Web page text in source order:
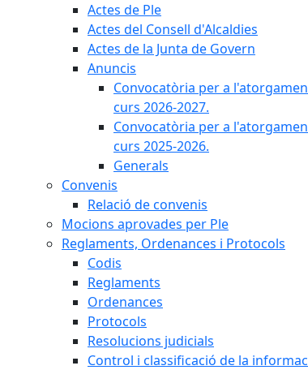
Actes de Ple
Actes del Consell d'Alcaldies
Actes de la Junta de Govern
Anuncis
Convocatòria per a
curs 2026-2027.
Convocatòria per a
curs 2025-2026.
Generals
Convenis
Relació de convenis
Mocions aprovades per Ple
Reglaments, Ordenances i Protocols
Codis
Reglaments
Ordenances
Protocols
Resolucions judicials
Control i classificació de la